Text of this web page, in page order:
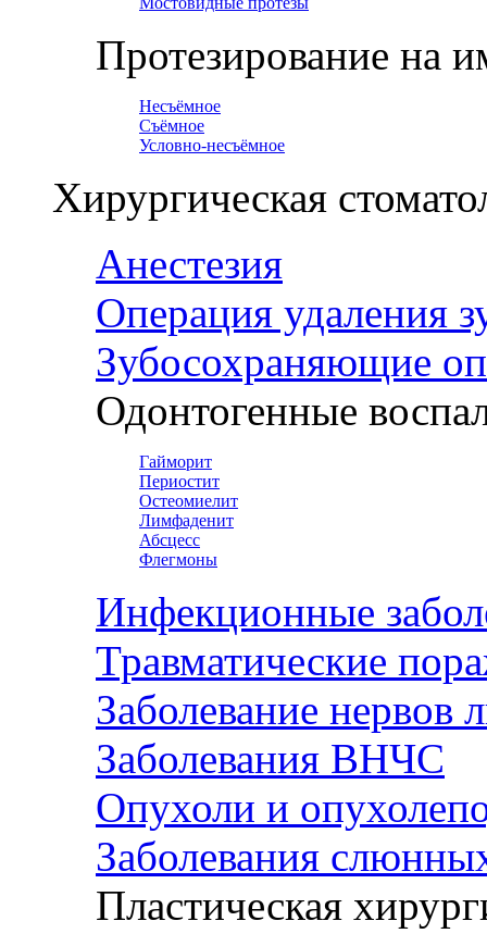
Протезирование на
Несъёмное
Съёмное
Условно-несъёмное
Хирургическая
Анестезия
Операция удаления
Зубосохраняющие
Одонтогенные
Гайморит
Периостит
Остеомиелит
Лимфаденит
Абсцесс
Флегмоны
Инфекционные
Травматические
Заболевание нервов
Заболевания ВНЧС
Опухоли и
Заболевания
Пластическая